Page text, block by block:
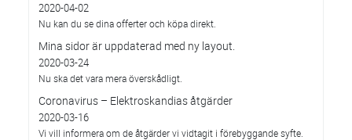
2020-04-02
Nu kan du se dina offerter och köpa direkt.
Mina sidor är uppdaterad med ny layout.
2020-03-24
Nu ska det vara mera överskådligt.
Coronavirus – Elektroskandias åtgärder
2020-03-16
Vi vill informera om de åtgärder vi vidtagit i förebyggande syfte.